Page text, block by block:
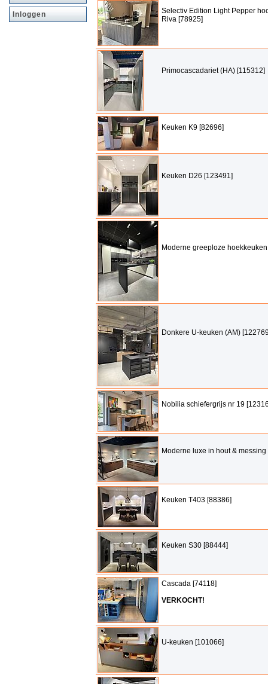
Inloggen
Selectiv Edition Light Pepper
Riva [78925]
Primocascadariet (HA) [115312]
Keuken K9 [82696]
Keuken D26 [123491]
Moderne greeploze
Donkere U-keuken (AM)
Nobilia schiefergrijs nr 19
Moderne luxe in hout &
Keuken T403 [88386]
Keuken S30 [88444]
Cascada [74118]
VERKOCHT!
U-keuken [101066]